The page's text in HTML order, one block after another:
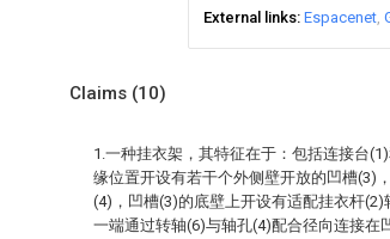
External links Espacenet
Claims (10)
1.一种挂衣架，其特征在于：包括连接台
缘位置开设有若干个外侧壁开放的凹槽(3)
(4)，凹槽(3)的底壁上开设有适配挂衣杆
一端通过转轴(6)与轴孔(4)配合径向连接在